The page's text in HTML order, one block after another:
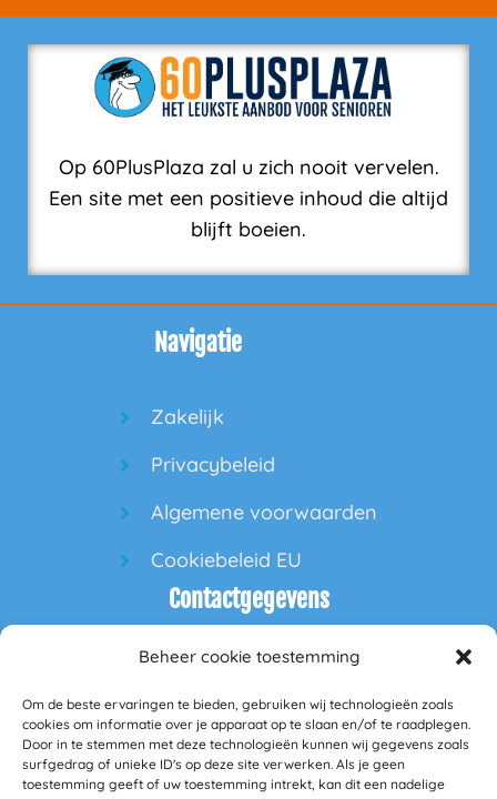
Beheer cookie toestemming
Om de beste ervaringen te bieden, gebruiken wij technologieën zoals
cookies om informatie over je apparaat op te slaan en/of te raadplegen.
Door in te stemmen met deze technologieën kunnen wij gegevens zoals
surfgedrag of unieke ID's op deze site verwerken. Als je geen
toestemming geeft of uw toestemming intrekt, kan dit een nadelige
Op 60PlusPlaza zal u zich nooit vervelen.
Een site met een positieve inhoud die altijd
blijft boeien.
Navigatie
Zakelijk
Privacybeleid
Algemene voorwaarden
Cookiebeleid EU
Contactgegevens
Hofdeal 160
5664GS Geldrop